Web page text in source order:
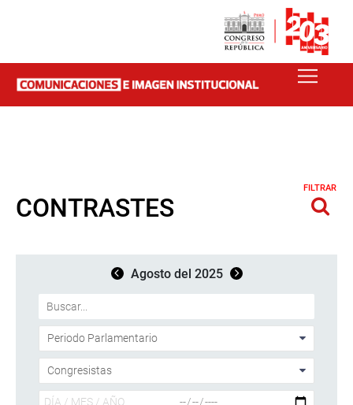
CONTRASTES
FILTRAR
Agosto del 2025